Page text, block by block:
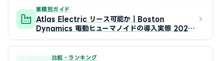
業種別ガイド
Atlas Electric リース可能か｜Boston
Dynamics 電動ヒューマノイドの導入実態 2026
比較・ランキング